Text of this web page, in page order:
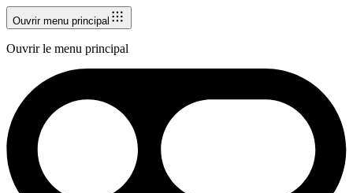
Ouvrir menu principal
Ouvrir le menu principal